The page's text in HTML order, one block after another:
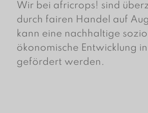
Wir bei africrops! sind
durch fairen Handel auf
kann eine nachhaltige
ökonomische Entwicklung
gefördert werden.